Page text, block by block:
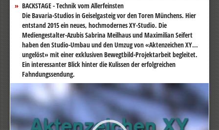
BACKSTAGE - Technik vom Allerfeinsten
Die Bavaria-Studios in Geiselgasteig vor den Toren Münchens. Hier
entstand 2015 ein neues, hochmodernes XY-Studio. Die
Mediengestalter-Azubis Sabrina Meilhaus und Maximilian Seifert
haben den Studio-Umbau und den Umzug von «Aktenzeichen XY...
ungelöst» mit einer exklusiven Bewegtbild-Projektarbeit begleitet.
Ein interessanter Blick hinter die Kulissen der erfolgreichen
Fahndungssendung.
Video-
Player